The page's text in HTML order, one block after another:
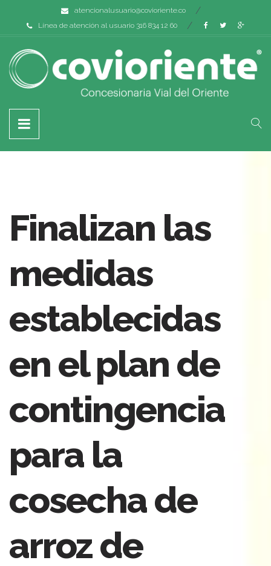
atencionalusuario@covioriente.co
Línea de atención al usuario 316 834 12 60
Finalizan las
medidas
establecidas
en el plan de
contingencia
para la
cosecha de
arroz de